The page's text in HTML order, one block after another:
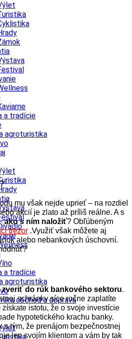
a tradície
agroturistika
a tradície
agroturistika
obchod a doprava
mu však nejde uprieť – na rozdiel
akcií je zlato až príliš reálne. A s
ako s ním naložiť? Obľúbeným
trezor .Využiť však môžete aj
alebo nebankových úschovní.
zveriť do rúk bankového sektoru.
schránky síce ročne zaplatíte
istotu, že o svoje investície
hypotetického krachu banky.
s tým, že prenájom bezpečnostnej
len svojím klientom a vám by tak